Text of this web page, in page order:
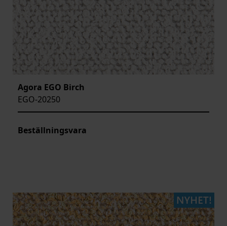
Agora EGO Birch
EGO-20250
Beställningsvara